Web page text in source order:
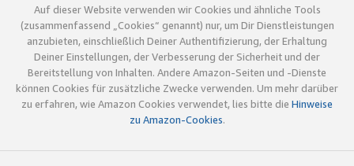
Auf dieser Website verwenden wir Cookies und ähnliche Tools
(zusammenfassend „Cookies“ genannt) nur, um Dir Dienstleistungen
anzubieten, einschließlich Deiner Authentifizierung, der Erhaltung
Deiner Einstellungen, der Verbesserung der Sicherheit und der
Bereitstellung von Inhalten. Andere Amazon-Seiten und -Dienste
können Cookies für zusätzliche Zwecke verwenden. Um mehr darüber
zu erfahren, wie Amazon Cookies verwendet, lies bitte die Hinweise
zu Amazon-Cookies.